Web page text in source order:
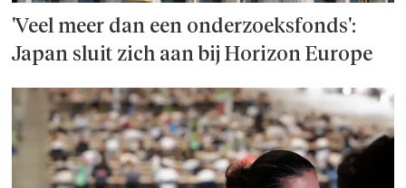
'Veel meer dan een onderzoeks­fonds':
Japan sluit zich aan bij Horizon Europe